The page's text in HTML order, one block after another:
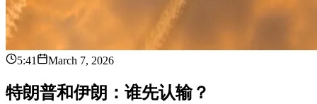
5:41 March 7, 2026
特朗普和伊朗 ： 谁先认输？